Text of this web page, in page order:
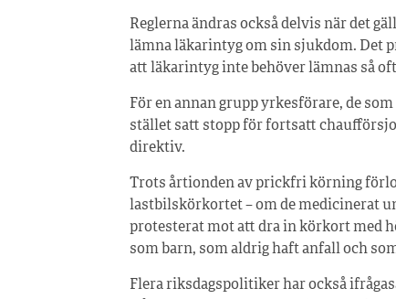
Reglerna ändras också delvis när det
lämna läkarintyg om sin sjukdom. Det
att läkarintyg inte behöver lämnas så
För en annan grupp yrkesförare, de
stället satt stopp för fortsatt
direktiv.
Trots årtionden av prickfri körning
lastbilskörkortet – om de medicinerat
protesterat mot att dra in körkort med
som barn, som aldrig haft anfall och
Flera riksdagspolitiker har också